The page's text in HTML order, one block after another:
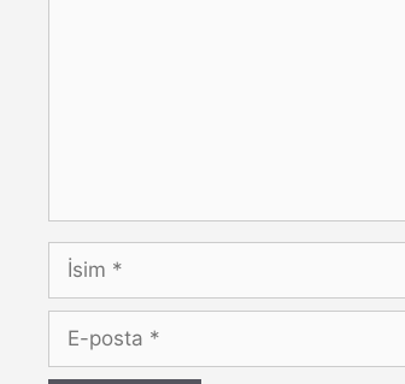
İsim
posta